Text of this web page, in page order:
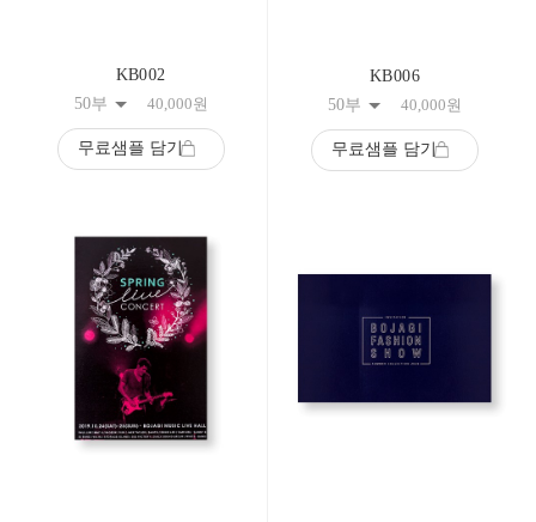
KB002
50부
40,000원
무료샘플 담기
KB006
50부
40,000원
무료샘플 담기